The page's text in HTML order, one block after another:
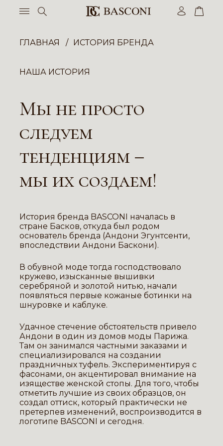
ГЛАВНАЯ ИСТОРИЯ БРЕНДА
НАША ИСТОРИЯ
Мы не просто
следуем
тенденциям –
мы их создаем!
История бренда BASCONI началась в
стране Басков, откуда был родом
основатель бренда (Андони Эгунтсенти,
впоследствии Андони Баскони).
В обувной моде тогда господствовало
кружево, изысканные вышивки
серебряной и золотой нитью, начали
появляться первые кожаные ботинки на
шнуровке и каблуке.
Удачное стечение обстоятельств привело
Андони в один из домов моды Парижа.
Там он занимался частными заказами и
специализировался на создании
праздничных туфель. Экспериментируя с
фасонами, он акцентировал внимание на
изяществе женской стопы. Для того, чтобы
отметить лучшие из своих образцов, он
создал оттиск, который практически не
претерпев изменений, воспроизводится в
логотипе BASCONI и сегодня.